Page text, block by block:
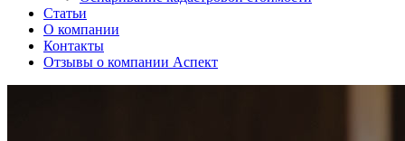
Статьи
О компании
Контакты
Отзывы о компании Аспект